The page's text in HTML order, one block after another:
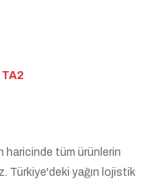
haricinde tüm ürünlerin
Türkiye'deki yağın lojistik